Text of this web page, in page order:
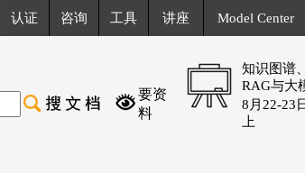
认证 咨询 工具 讲座 Model Center
要资
料
知识图谱
RAG与大
8月22-23
上